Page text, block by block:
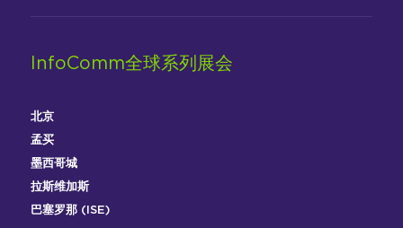
InfoComm全球系列展会
北京
孟买
墨西哥城
拉斯维加斯
巴塞罗那 (ISE)